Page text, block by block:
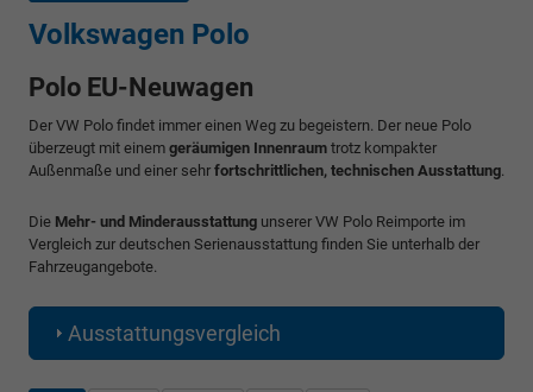
Volkswagen Polo
Polo EU-Neuwagen
Der VW Polo findet immer einen Weg zu begeistern. Der neue Polo
überzeugt mit einem geräumigen Innenraum trotz kompakter
Außenmaße und einer sehr fortschrittlichen, technischen Ausstattung
Die Mehr- und Minderausstattung unserer VW Polo Reimporte im
Vergleich zur deutschen Serienausstattung finden Sie unterhalb der
Fahrzeugangebote.
Ausstattungsvergleich